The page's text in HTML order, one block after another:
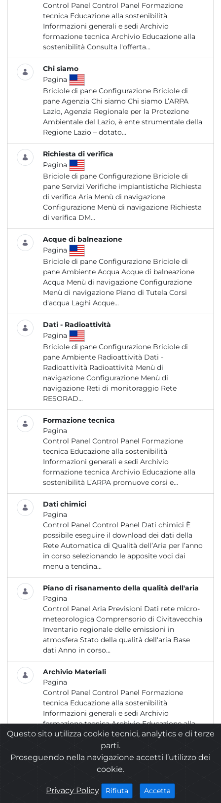
Control Panel Control Panel Formazione
tecnica Educazione alla sostenibilità
Informazioni generali e sedi Archivio
formazione tecnica Archivio Educazione alla
sostenibilità Consulta l'offerta...
Chi siamo
Pagina
Briciole di pane Configurazione Briciole di
pane Agenzia Chi siamo Chi siamo L’ARPA
Lazio, Agenzia Regionale per la Protezione
Ambientale del Lazio, è ente strumentale della
Regione Lazio – dotato...
Richiesta di verifica
Pagina
Briciole di pane Configurazione Briciole di
pane Servizi Verifiche impiantistiche Richiesta
di verifica Aria Menù di navigazione
Configurazione Menù di navigazione Richiesta
di verifica DM...
Acque di balneazione
Pagina
Briciole di pane Configurazione Briciole di
pane Ambiente Acqua Acque di balneazione
Acqua Menù di navigazione Configurazione
Menù di navigazione Piano di Tutela Corsi
d'acqua Laghi Acque...
Dati - Radioattività
Pagina
Briciole di pane Configurazione Briciole di
pane Ambiente Radioattività Dati -
Radioattività Radioattività Menù di
navigazione Configurazione Menù di
navigazione Reti di monitoraggio Rete
RESORAD...
Formazione tecnica
Pagina
Control Panel Control Panel Formazione
tecnica Educazione alla sostenibilità
Informazioni generali e sedi Archivio
formazione tecnica Archivio Educazione alla
sostenibilità L’ARPA promuove corsi e...
Dati chimici
Pagina
Control Panel Control Panel Dati chimici È
possibile eseguire il download dei dati della
Rete Automatica di Qualità dell’Aria per l’anno
in corso selezionando le apposite voci dai
menu a tendina...
Piano di risanamento della qualità dell'aria
Pagina
Control Panel Aria Previsioni Dati rete micro-
meteorologica Comprensorio di Civitavecchia
Inventario regionale delle emissioni in
atmosfera Stato della qualità dell'aria Base
dati Anno in corso...
Archivio Materiali
Pagina
Control Panel Control Panel Formazione
tecnica Educazione alla sostenibilità
Informazioni generali e sedi Archivio
formazione tecnica Archivio Educazione alla
sostenibilità Archivio materiali Cerca...
Riferimenti Normativi
meteorologica Comprensorio di Civitavecchia
Inventario regionale delle emissioni in
Questo sito utilizza cookie tecnici, analytics e di terze
parti.
Proseguendo nella navigazione accetti l’utilizzo dei
cookie.
Privacy Policycookies
Rifiuta i cookiesAccetta